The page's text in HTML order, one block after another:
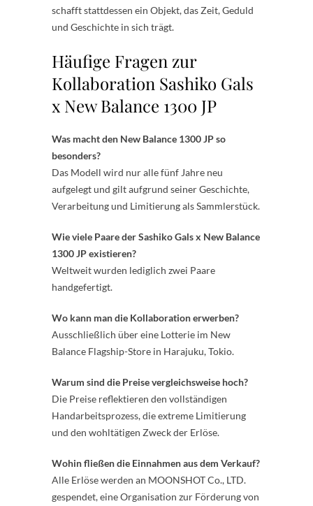
schafft stattdessen ein Objekt, das Zeit, Geduld
und Geschichte in sich trägt.
Häufige Fragen zur
Kollaboration Sashiko Gals
x New Balance 1300 JP
Was macht den New Balance 1300 JP so
besonders?
Das Modell wird nur alle fünf Jahre neu
aufgelegt und gilt aufgrund seiner Geschichte,
Verarbeitung und Limitierung als Sammlerstück.
Wie viele Paare der Sashiko Gals x New Balance
1300 JP existieren?
Weltweit wurden lediglich zwei Paare
handgefertigt.
Wo kann man die Kollaboration erwerben?
Ausschließlich über eine Lotterie im New
Balance Flagship-Store in Harajuku, Tokio.
Warum sind die Preise vergleichsweise hoch?
Die Preise reflektieren den vollständigen
Handarbeitsprozess, die extreme Limitierung
und den wohltätigen Zweck der Erlöse.
Wohin fließen die Einnahmen aus dem Verkauf?
Alle Erlöse werden an MOONSHOT Co., LTD.
gespendet, eine Organisation zur Förderung von